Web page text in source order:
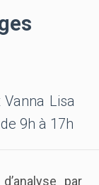
Lisa
9h à 17h
par